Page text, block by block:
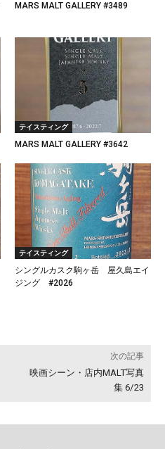
MARS MALT GALLERY #3489
テイスティング
MARS MALT GALLERY #3642
テイスティング
シングルカスク駒ヶ岳 屋久島エイ
ジング #2026
次の記事
映画シーン・店内MALT写真
集 6/23